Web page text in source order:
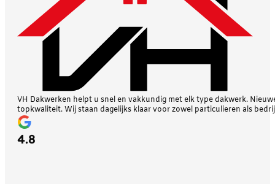
VH Dakwerken helpt u snel en vakkundig met elk type dakwerk.
topkwaliteit. Wij staan dagelijks klaar voor zowel particulieren als
4.8